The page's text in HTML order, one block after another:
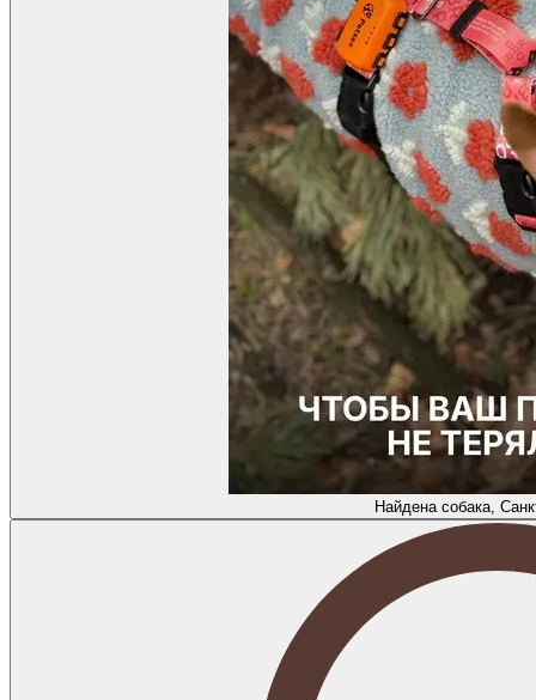
Найдена собака,